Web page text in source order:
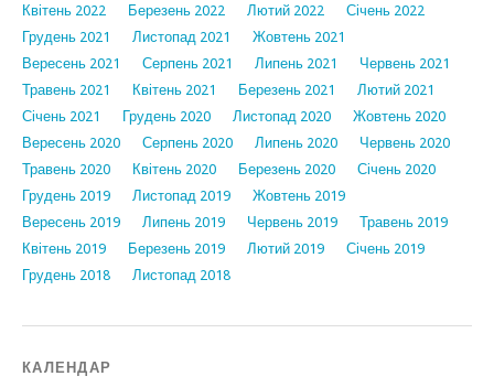
Квітень 2022
Березень 2022 Лютий 2022
Січень 2022
Грудень 2021
Листопад 2021
Жовтень 2021
Вересень 2021
Серпень 2021 Липень 2021
Червень 2021
Травень 2021
Квітень 2021 Березень 2021
Лютий 2021
Січень 2021
Грудень 2020 Листопад 2020
Жовтень 2020
Вересень 2020
Серпень 2020 Липень 2020
Червень 2020
Травень 2020
Квітень 2020 Березень 2020
Січень 2020
Грудень 2019
Листопад 2019
Жовтень 2019
Вересень 2019
Липень 2019 Червень 2019
Травень 2019
Квітень 2019
Березень 2019 Лютий 2019
Січень 2019
Грудень 2018
Листопад 2018
КАЛЕНДАР